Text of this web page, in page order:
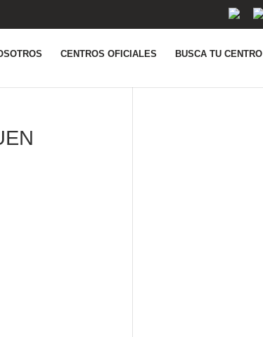
CENTROS OFICIALES BUSCA TU CENTRO